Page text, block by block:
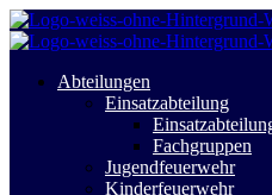
Abteilungen
Einsatzabteilung
Fachgruppen
Jugendfeuerwehr
Kinderfeuerwehr